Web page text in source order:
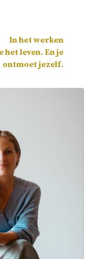
In het werken
het leven. En je
ontmoet jezelf.